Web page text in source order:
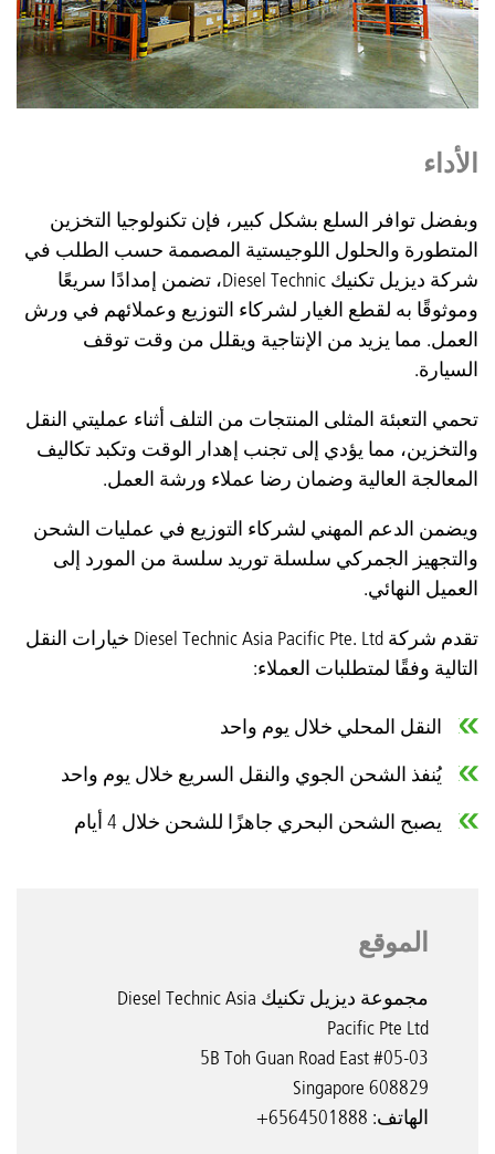
الأداء
وبفضل توافر السلع بشكل كبير، فإن تكنولوجيا التخزين
المتطورة والحلول اللوجيستية المصممة حسب الطلب في
شركة ديزيل تكنيك Diesel Technic، تضمن إمدادًا سريعًا
وموثوقًا به لقطع الغيار لشركاء التوزيع وعملائهم في ورش
العمل. مما يزيد من الإنتاجية ويقلل من وقت توقف
السيارة.
تحمي التعبئة المثلى المنتجات من التلف أثناء عمليتي النقل
والتخزين، مما يؤدي إلى تجنب إهدار الوقت وتكبد تكاليف
المعالجة العالية وضمان رضا عملاء ورشة العمل.
ويضمن الدعم المهني لشركاء التوزيع في عمليات الشحن
والتجهيز الجمركي سلسلة توريد سلسة من المورد إلى
العميل النهائي.
تقدم شركة Diesel Technic Asia Pacific Pte. Ltd خيارات النقل
التالية وفقًا لمتطلبات العملاء:
النقل المحلي خلال يوم واحد
يُنفذ الشحن الجوي والنقل السريع خلال يوم واحد
يصبح الشحن البحري جاهزًا للشحن خلال 4 أيام
الموقع
مجموعة ديزيل تكنيك Diesel Technic Asia
Pacific Pte Ltd
5B Toh Guan Road East #05-03
Singapore 608829
الهاتف: 6564501888+